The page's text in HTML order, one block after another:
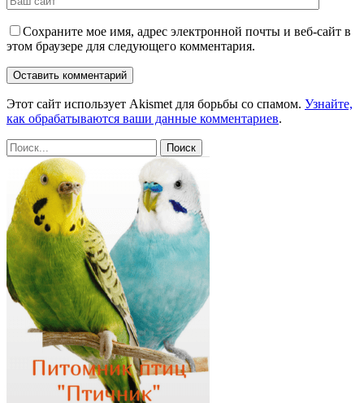
Сохраните мое имя, адрес электронной почты и веб-сайт в
этом браузере для следующего комментария.
Этот сайт использует Akismet для борьбы со спамом. Узнайте,
как обрабатываются ваши данные комментариев.